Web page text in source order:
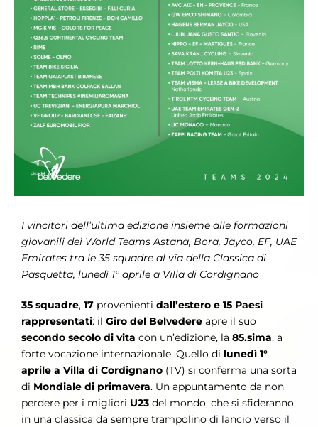
I vincitori dell’ultima edizione insieme alle formazioni
giovanili dei World Teams Astana, Bora, Jayco, EF, UAE
Emirates tra le 35 squadre al via della Classica di
Pasquetta, lunedì 1° aprile a Villa di Cordignano
35 squadre, 17 provenienti dall’estero e 15 Paesi
rappresentati: il Giro del Belvedere apre il suo
secondo secolo di vita con un’edizione, la 85.sima, a
forte vocazione internazionale. Quello di lunedì 1°
aprile a Villa di Cordignano (TV) si conferma una sorta
di Mondiale di primavera. Un appuntamento da non
perdere per i migliori U23 del mondo, che si sfideranno
in una classica da sempre trampolino di lancio verso il